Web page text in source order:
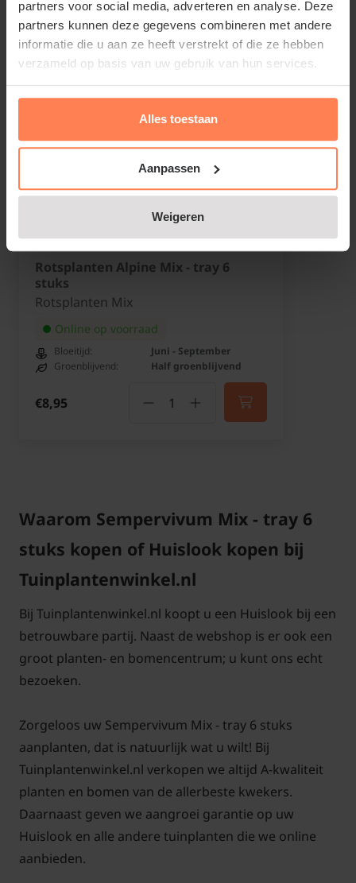
partners voor social media, adverteren en analyse. Deze
partners kunnen deze gegevens combineren met andere
informatie die u aan ze heeft verstrekt of die ze hebben
verzameld op basis van uw gebruik van hun services.
Alles toestaan
Aanpassen
Weigeren
Rotsplanten Alpine Mix - tray 6
stuks
Rotsplanten Mix
Online op voorraad
Bloeitijd:
Juni - September
Groenblijvend:
Half groenblijvend
€8,95
Waarom Sempervivum Mix - tray 6
stuks kopen of Huislook kopen bij
Tuinplantenwinkel.nl
Bij Tuinplantenwinkel.nl koopt u een Huislook bij een
betrouwbare partij. Naast de webshop is er ook een
groot planten- en bomencentrum; u kunt ons echt
bezoeken.
Zorgeloos uw Sempervivum Mix - tray 6 stuks
aanplanten, dat is natuurlijk wat u wilt! Bij
Tuinplantenwinkel.nl verkopen we altijd A-kwaliteit
planten en bomen van de allerbeste kwekers.
Daarnaast geven we aangroei garantie op uw
Huislook en alle andere tuinplanten die we online
aanbieden.